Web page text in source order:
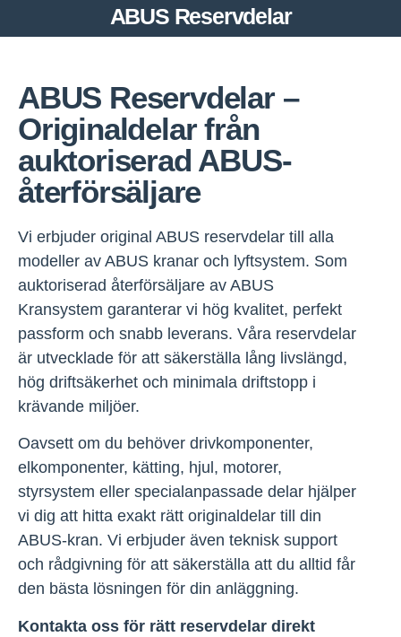
ABUS Reservdelar
ABUS Reservdelar –
Originaldelar från
auktoriserad ABUS-
återförsäljare
Vi erbjuder original ABUS reservdelar till alla
modeller av ABUS kranar och lyftsystem. Som
auktoriserad återförsäljare av ABUS
Kransystem garanterar vi hög kvalitet, perfekt
passform och snabb leverans. Våra reservdelar
är utvecklade för att säkerställa lång livslängd,
hög driftsäkerhet och minimala driftstopp i
krävande miljöer.
Oavsett om du behöver drivkomponenter,
elkomponenter, kätting, hjul, motorer,
styrsystem eller specialanpassade delar hjälper
vi dig att hitta exakt rätt originaldelar till din
ABUS-kran. Vi erbjuder även teknisk support
och rådgivning för att säkerställa att du alltid får
den bästa lösningen för din anläggning.
Kontakta oss för rätt reservdelar direkt